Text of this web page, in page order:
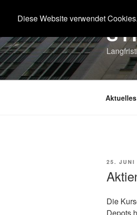
Inhalt
Aktuelles
25. JUNI
Die
Diese Website verwendet